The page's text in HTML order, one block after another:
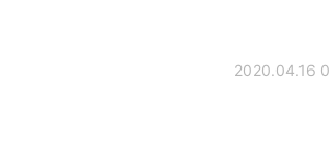
2020.04.16